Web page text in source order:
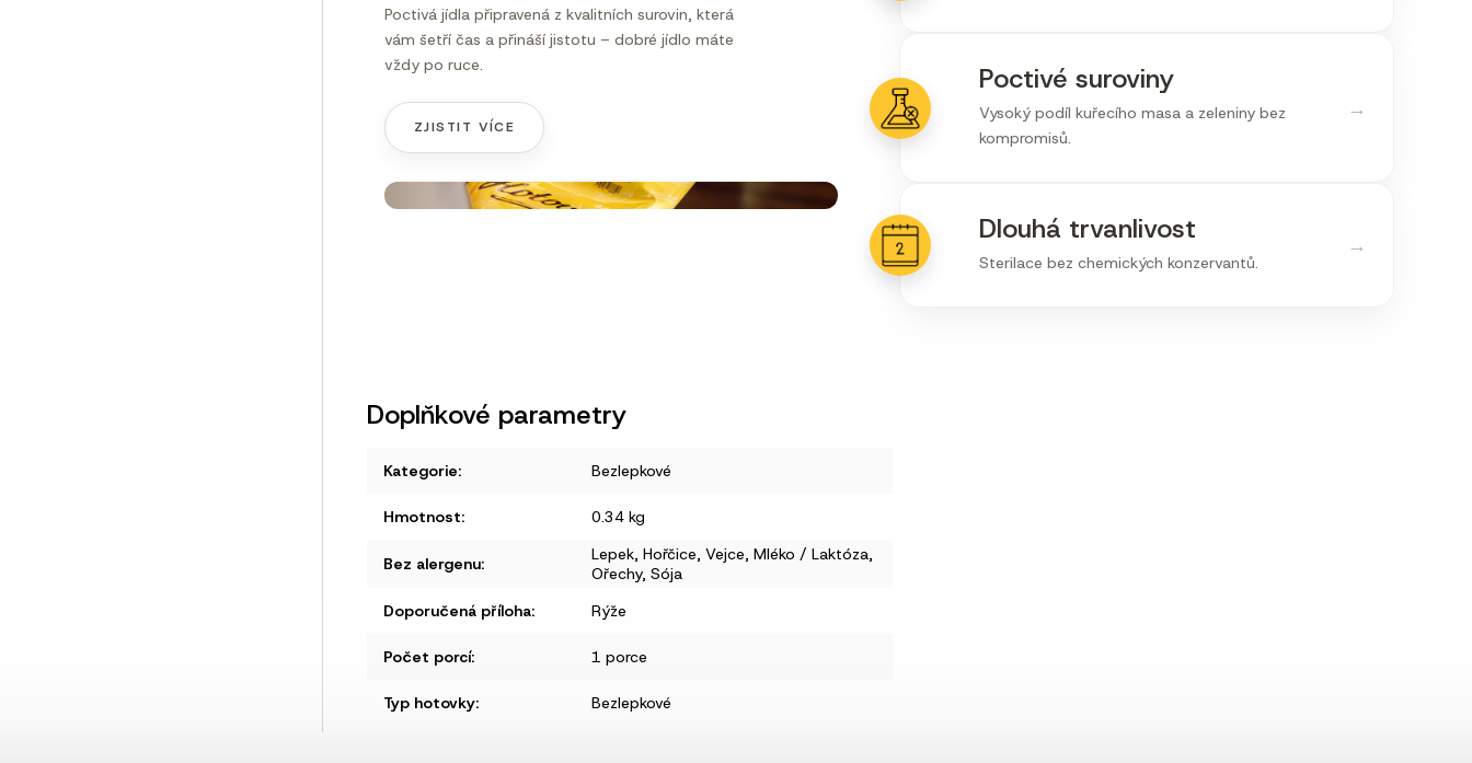
Poctivá jídla připravená z kvalitních surovin, která
vám šetří čas a přináší jistotu – dobré jídlo máte
vždy po ruce.
ZJISTIT VÍCE
→
Poctivé suroviny
Vysoký podíl kuřecího masa a zeleniny bez
kompromisů.
→
Dlouhá trvanlivost
Sterilace bez chemických konzervantů.
Doplňkové parametry
Kategorie: Bezlepkové
Hmotnost: 0.34 kg
Bez alergenu: Lepek, Hořčice, Vejce, Mléko / Laktóza,
Ořechy, Sója
Doporučená příloha: Rýže
Počet porcí: 1 porce
Typ hotovky: Bezlepkové